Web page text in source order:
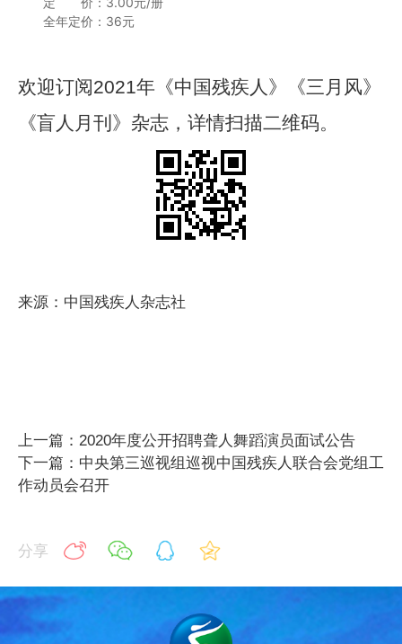
全年定价：36元
欢迎订阅2021年《中国残疾人》《三月风》
《盲人月刊》杂志，详情扫描二维码。
来源：中国残疾人杂志社
上一篇：2020年度公开招聘聋人舞蹈演员面试公告
下一篇：中央第三巡视组巡视中国残疾人联合会党组工
作动员会召开
分享